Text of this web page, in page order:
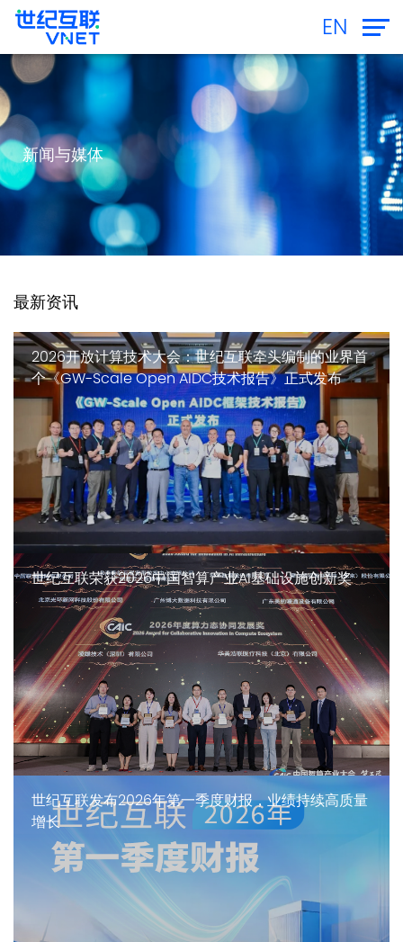
EN
新闻与媒体
最新资讯
2026开放计算技术大会：世纪互联牵头编制的业界首
个《GW-Scale Open AIDC技术报告》正式发布
世纪互联荣获2026中国智算产业AI基础设施创新奖
世纪互联发布2026年第一季度财报，业绩持续高质量
增长